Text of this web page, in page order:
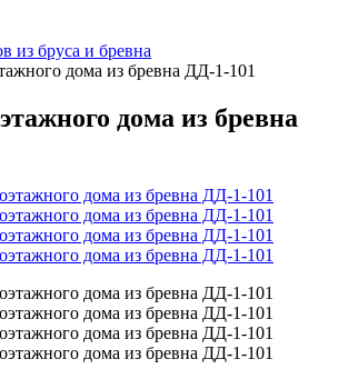
из бруса и бревна
дома из бревна ДД-1-101
дома из бревна